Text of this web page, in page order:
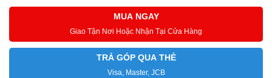
MUA NGAY
Giao Tận Nơi Hoặc Nhận Tại Cửa Hàng
TRẢ GÓP QUA THẺ
Visa, Master, JCB